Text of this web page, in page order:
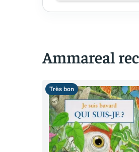
Ammareal
Très bon